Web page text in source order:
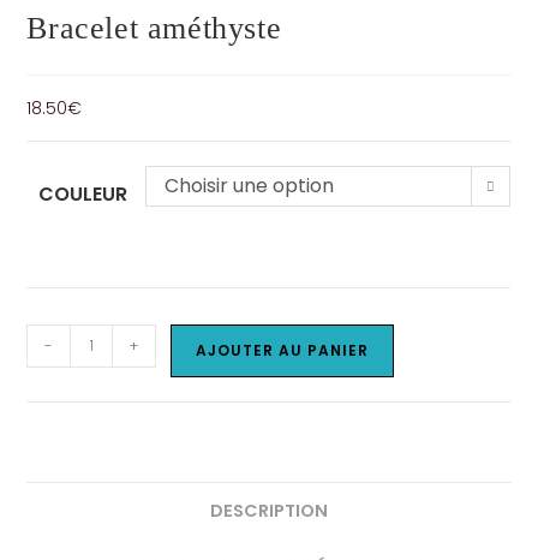
Bracelet améthyste
18.50€
COULEUR Choisir une option
quantité
de
- + AJOUTER AU PANIER
DESCRIPTION